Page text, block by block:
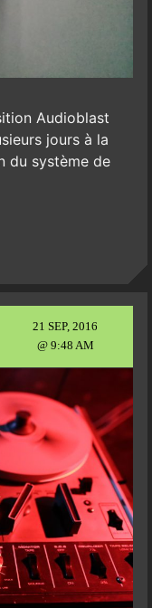
Audioblast
jours à la
du système de
21 SEP, 2016
@ 9:48 AM